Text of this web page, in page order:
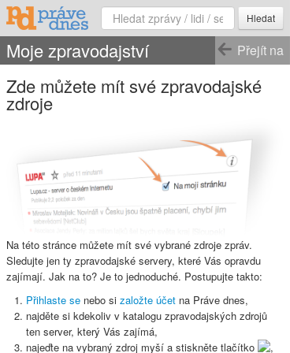
Hledat
Přejít na
Moje zpravodajství
Zde můžete mít své zpravodajské
zdroje
Na této stránce můžete mít své vybrané zdroje zpráv.
Sledujte jen ty zpravodajské servery, které Vás opravdu
zajímají. Jak na to? Je to jednoduché. Postupujte takto:
Přihlaste se nebo si založte účet na Práve dnes,
najděte si kdekoliv v katalogu zpravodajských zdrojů
ten server, který Vás zajímá,
najeďte na vybraný zdroj myší a stiskněte tlačítko ,